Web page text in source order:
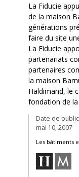
Date de
mai 10, 2007
Les bâtiments
La Fiducie
de la maison
générations
faire du site
La Fiducie
partenariats
partenaires
la maison
Haldimand, le
fondation de